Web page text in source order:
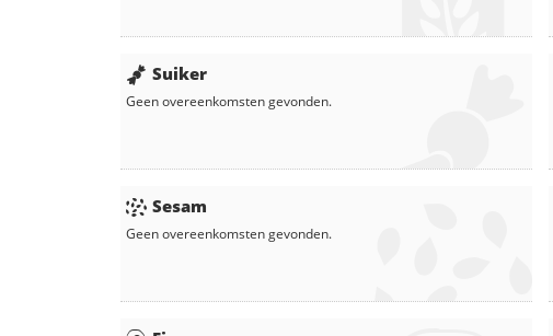
Suiker
Geen overeenkomsten gevonden.
Sesam
Geen overeenkomsten gevonden.